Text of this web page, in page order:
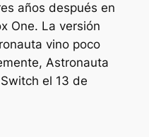
años después en
One. La versión
vino poco
Astronauta
el 13 de